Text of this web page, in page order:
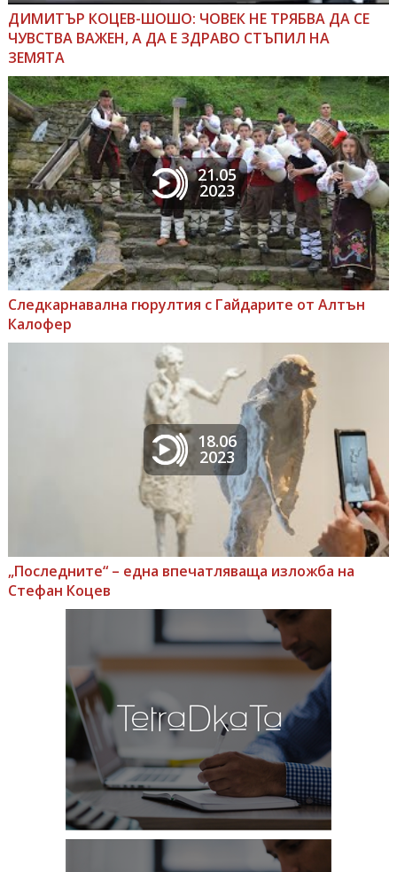
ДИМИТЪР КОЦЕВ-ШОШО: ЧОВЕК НЕ ТРЯБВА ДА СЕ
ЧУВСТВА ВАЖЕН, А ДА Е ЗДРАВО СТЪПИЛ НА
ЗЕМЯТА
21.05
2023
Следкарнавална гюрултия с Гайдарите от Алтън
Калофер
18.06
2023
„Последните“ – една впечатляваща изложба на
Стефан Коцев